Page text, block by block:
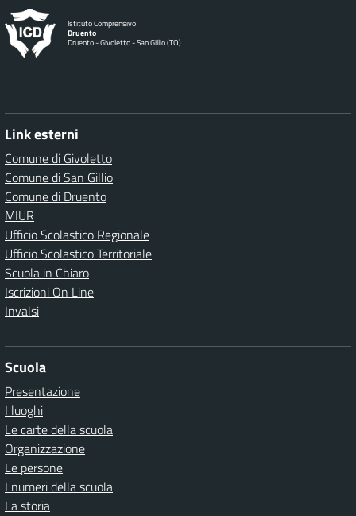
Istituto Comprensivo
Druento
Druento - Givoletto - San Gillio (TO)
Link esterni
Comune di Givoletto
Comune di San Gillio
Comune di Druento
MIUR
Ufficio Scolastico Regionale
Ufficio Scolastico Territoriale
Scuola in Chiaro
Iscrizioni On Line
Invalsi
Scuola
Presentazione
I luoghi
Le carte della scuola
Organizzazione
Le persone
I numeri della scuola
La storia